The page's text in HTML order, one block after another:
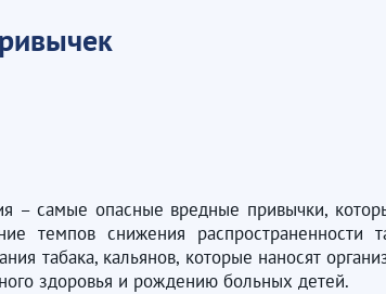
– самые опасные вредные привычки,
темпов снижения распространенности
табака, кальянов, которые наносят
здоровья и рождению больных детей.